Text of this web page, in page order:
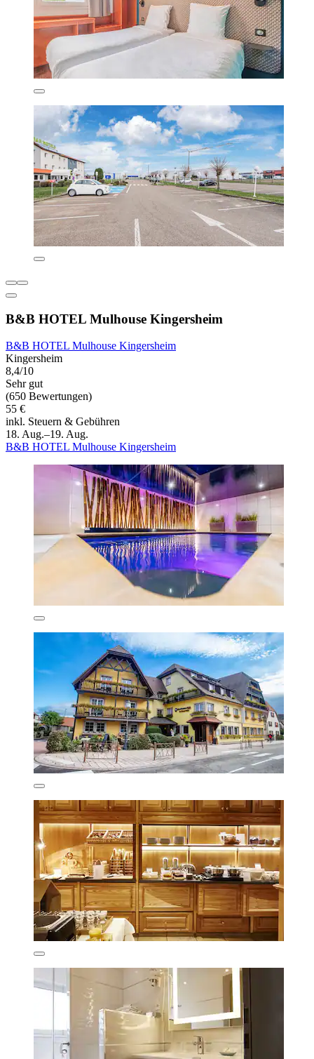
B&B HOTEL Mulhouse Kingersheim
B&B HOTEL Mulhouse Kingersheim
Kingersheim
8,4/10
Sehr gut
(650 Bewertungen)
55 €
inkl. Steuern & Gebühren
18. Aug.–19. Aug.
B&B HOTEL Mulhouse Kingersheim